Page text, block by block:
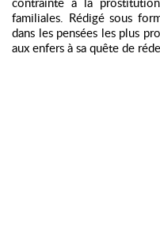
familiales. Rédigé sous
dans les pensées les plus
aux enfers à sa quête de